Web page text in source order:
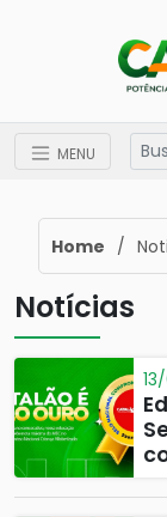
MENU
Home /
Notícias